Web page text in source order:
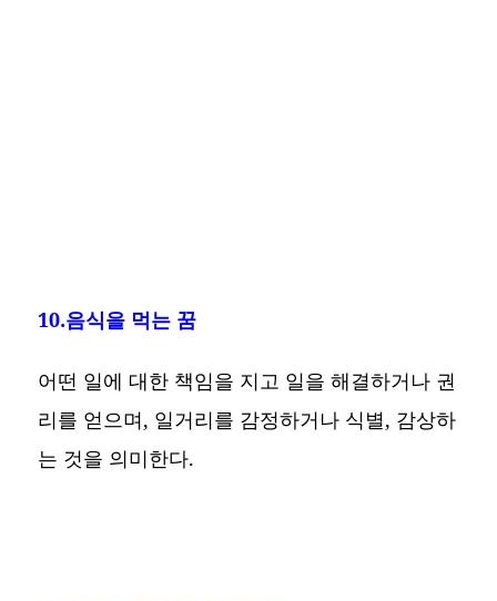
10.음식을 먹는 꿈
어떤 일에 대한 책임을 지고 일을 해결하거나 권
리를 얻으며, 일거리를 감정하거나 식별, 감상하
는 것을 의미한다.